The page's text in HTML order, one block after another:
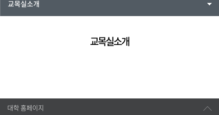
교목실소개
교목실소개
대학 홈페이지